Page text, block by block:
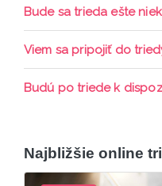
prihlásiť do triedy.
Každá trieda sa
Bude sa trieda ešte
Triedy sa priebežne
Viem sa pripojiť do
Áno, pripojenie do
Budú po triede k
dispozícií.
Najbližšie online